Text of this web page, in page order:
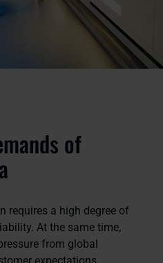
of
requires a high degree of
At the same time,
from global